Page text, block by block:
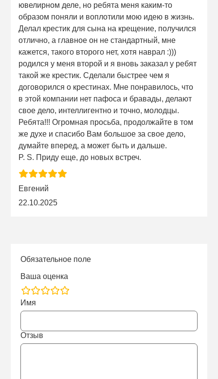
ювелирном деле, но ребята меня каким-то
образом поняли и воплотили мою идею в жизнь.
Делал крестик для сына на крещение, получился
отлично, а главное он не стандартный, мне
кажется, такого второго нет, хотя наврал :)))
родился у меня второй и я вновь заказал у ребят
такой же крестик. Сделали быстрее чем я
договорился о крестинах. Мне понравилось, что
в этой компании нет пафоса и бравады, делают
свое дело, интеллигентно и точно, молодцы.
Ребята!!! Огромная просьба, продолжайте в том
же духе и спасибо Вам большое за свое дело,
думайте вперед, а может быть и дальше.
P. S. Приду еще, до новых встреч.
Евгений
22.10.2025
Обязательное поле
Ваша оценка
rating
fields
Имя
Отзыв